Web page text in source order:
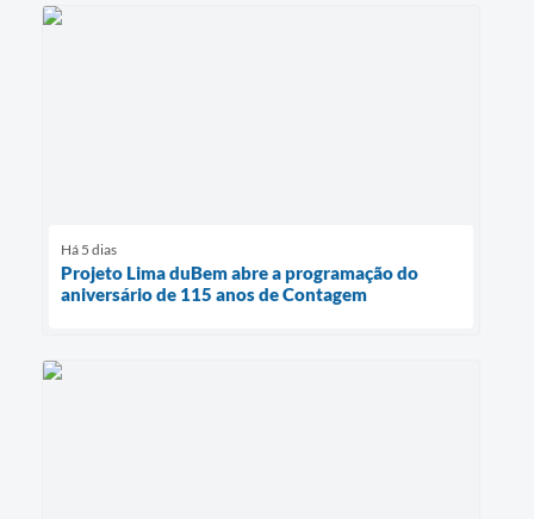
Há 5 dias
Projeto Lima duBem abre a programação do
aniversário de 115 anos de Contagem